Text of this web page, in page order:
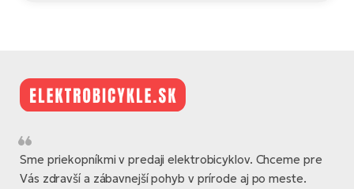
Sme priekopníkmi v predaji elektrobicyklov. Chceme pre
Vás zdravší a zábavnejší pohyb v prírode aj po meste.